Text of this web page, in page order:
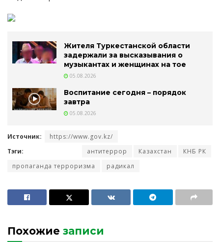
Жителя Туркестанской области
задержали за высказывания о
музыкантах и женщинах на тое
05.08.2026
Воспитание сегодня – порядок
завтра
05.08.2026
Источник:
https://www.gov.kz/
Тэги:
антитеррор Казахстан
КНБ РК
пропаганда терроризма
радикал
Похожие записи